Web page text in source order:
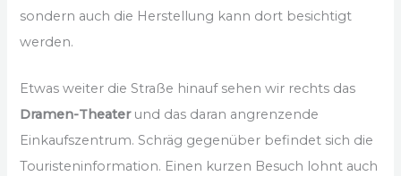
sondern auch die Herstellung kann dort besichtigt
werden.
Etwas weiter die Straße hinauf sehen wir rechts das
Dramen-Theaterund das daran angrenzende
Einkaufszentrum. Schräg gegenüber befindet sich die
Touristeninformation. Einen kurzen Besuch lohnt auch